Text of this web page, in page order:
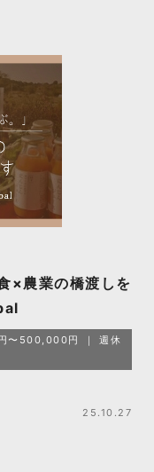
×農業の橋渡しを
〜500,000円
週休
25.10.27